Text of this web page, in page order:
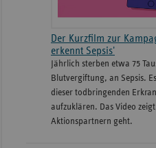
Der Kurzfilm zur
erkennt Sepsis'
Jährlich sterben etwa 75
Blutvergiftung, an Sepsis.
dieser todbringenden
aufzuklären. Das Video
Aktionspartnern geht.